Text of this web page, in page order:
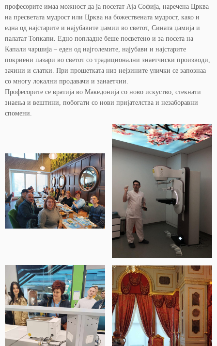
професорите имаа можност да ја посетат Аја Софија, наречена Црква
на пресветата мудрост или Црква на божествената мудрост, како и
една од најстарите и најубавите џамии во светот, Сината џамија и
палатат Топкапи. Едно попладне беше посветено и за посета на
Капали чаршија – еден од најголемите, најубави и најстарите
покриени пазари во светот со традиционални знаетчиски производи,
зачини и слатки. При прошетката низ нејзините улички се запознаа
со многу локални продавачи и занаетчии.
Професорите се вратија во Македонија со ново искуство, стекнати
знаења и вештини, побогати со нови пријателства и незаборавни
спомени.